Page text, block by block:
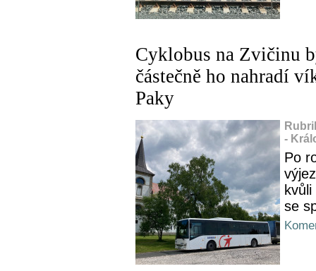
Cyklobus na Zvičinu
částečně ho nahradí
Paky
-
Po
se